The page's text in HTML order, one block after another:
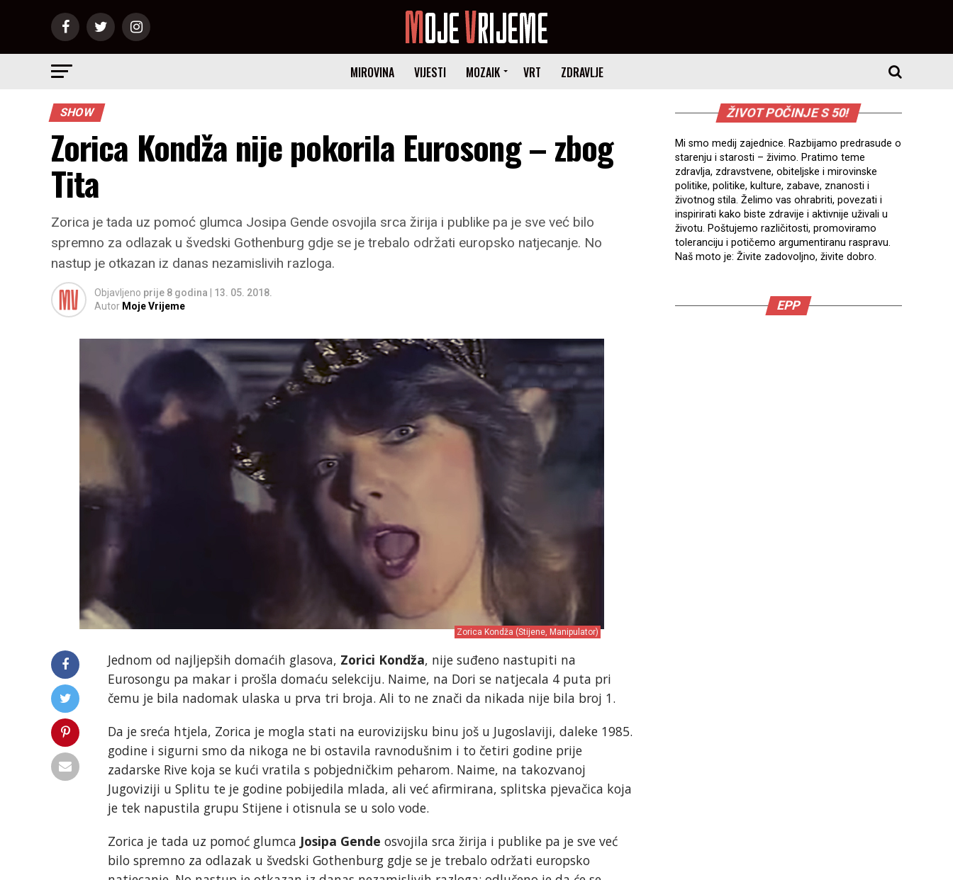
MIROVINA VIJESTI MOZAIK VRT ZDRAVLJE
SHOW
Zorica Kondža nije pokorila Eurosong – zbog
Tita
Zorica je tada uz pomoć glumca Josipa Gende osvojila srca žirija i publike pa je sve već bilo
spremno za odlazak u švedski Gothenburg gdje se je trebalo održati europsko natjecanje. No
nastup je otkazan iz danas nezamislivih razloga.
Objavljeno prije 8 godina
13. 05. 2018.
Autor Moje Vrijeme
Zorica Kondža (Stijene, Manipulator)
Jednom od najljepših domaćih glasova, Zorici Kondža, nije suđeno nastupiti na
Eurosongu pa makar i prošla domaću selekciju. Naime, na Dori se natjecala 4 puta pri
čemu je bila nadomak ulaska u prva tri broja. Ali to ne znači da nikada nije bila broj 1.
Da je sreća htjela, Zorica je mogla stati na eurovizijsku binu još u Jugoslaviji, daleke 1985.
godine i sigurni smo da nikoga ne bi ostavila ravnodušnim i to četiri godine prije
zadarske Rive koja se kući vratila s pobjedničkim peharom. Naime, na takozvanoj
Jugoviziji u Splitu te je godine pobijedila mlada, ali već afirmirana, splitska pjevačica koja
je tek napustila grupu Stijene i otisnula se u solo vode.
Zorica je tada uz pomoć glumca Josipa Gende osvojila srca žirija i publike pa je sve već
bilo spremno za odlazak u švedski Gothenburg gdje se je trebalo održati europsko
ŽIVOT POČINJE S 50!
Mi smo medij zajednice. Razbijamo predrasude o
starenju i starosti – živimo. Pratimo teme
zdravlja, zdravstvene, obiteljske i mirovinske
politike, politike, kulture, zabave, znanosti i
životnog stila. Želimo vas ohrabriti, povezati i
inspirirati kako biste zdravije i aktivnije uživali u
životu. Poštujemo različitosti, promoviramo
toleranciju i potičemo argumentiranu raspravu.
Naš moto je: Živite zadovoljno, živite dobro.
EPP